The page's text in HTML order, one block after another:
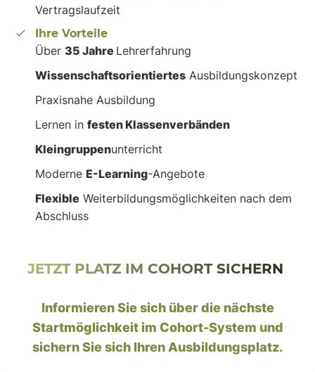
Vertragslaufzeit
Ihre Vorteile
Über 35 Jahre Lehrerfahrung
Wissenschaftsorientiertes Ausbildungskonzept
Praxisnahe Ausbildung
Lernen in festen Klassenverbänden
Kleingruppenunterricht
Moderne E-Learning-Angebote
Flexible Weiterbildungsmöglichkeiten nach dem
Abschluss
JETZT PLATZ IM COHORT SICHERN
Informieren Sie sich über die nächste
Startmöglichkeit im Cohort-System und
sichern Sie sich Ihren Ausbildungsplatz.